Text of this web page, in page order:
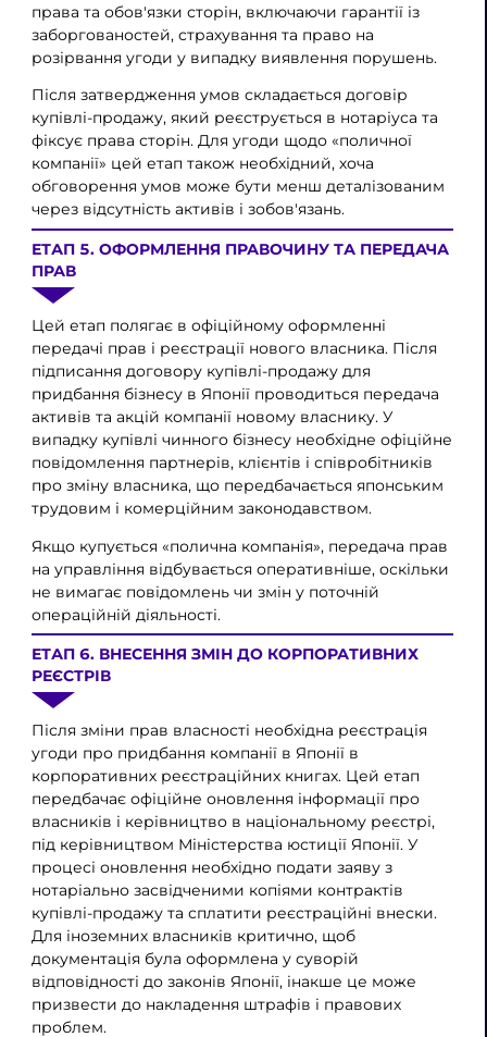
права та обов'язки сторін, включаючи гарантії із
заборгованостей, страхування та право на
розірвання угоди у випадку виявлення порушень.
Після затвердження умов складається договір
купівлі-продажу, який реєструється в нотаріуса та
фіксує права сторін. Для угоди щодо «поличної
компанії» цей етап також необхідний, хоча
обговорення умов може бути менш деталізованим
через відсутність активів і зобов'язань.
ЕТАП 5. ОФОРМЛЕННЯ ПРАВОЧИНУ ТА ПЕРЕДАЧА
ПРАВ
Цей етап полягає в офіційному оформленні
передачі прав і реєстрації нового власника. Після
підписання договору купівлі-продажу для
придбання бізнесу в Японії проводиться передача
активів та акцій компанії новому власнику. У
випадку купівлі чинного бізнесу необхідне офіційне
повідомлення партнерів, клієнтів і співробітників
про зміну власника, що передбачається японським
трудовим і комерційним законодавством.
Якщо купується «полична компанія», передача прав
на управління відбувається оперативніше, оскільки
не вимагає повідомлень чи змін у поточній
операційній діяльності.
ЕТАП 6. ВНЕСЕННЯ ЗМІН ДО КОРПОРАТИВНИХ
РЕЄСТРІВ
Після зміни прав власності необхідна реєстрація
угоди про придбання компанії в Японії в
корпоративних реєстраційних книгах. Цей етап
передбачає офіційне оновлення інформації про
власників і керівництво в національному реєстрі,
під керівництвом Міністерства юстиції Японії. У
процесі оновлення необхідно подати заяву з
нотаріально засвідченими копіями контрактів
купівлі-продажу та сплатити реєстраційні внески.
Для іноземних власників критично, щоб
документація була оформлена у суворій
відповідності до законів Японії, інакше це може
призвести до накладення штрафів і правових
проблем.